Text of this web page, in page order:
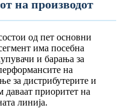
на производот
од пет основни
има посебна
и барања за
на
за дистрибутерите и
даваат приоритет на
линија.